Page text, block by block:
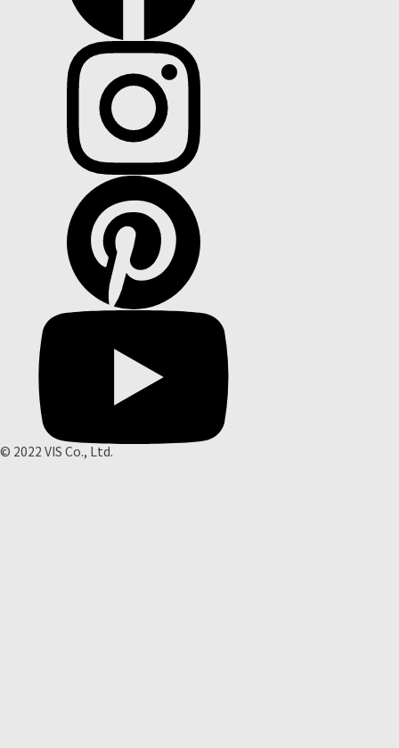
© 2022 VIS Co., Ltd.